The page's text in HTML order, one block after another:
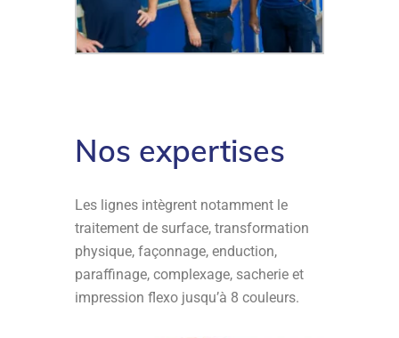
Nos expertises
Les lignes intègrent notamment le
traitement de surface, transformation
physique, façonnage, enduction,
paraffinage, complexage, sacherie et
impression flexo jusqu’à 8 couleurs.